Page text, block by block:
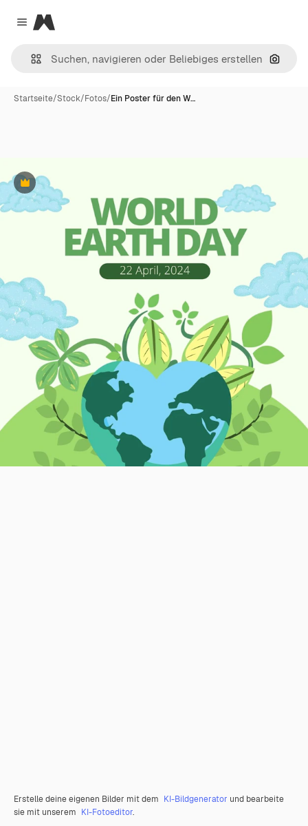
Close menu
Magnific
Nach
Startseite/Stock/Fotos/Ein Poster für den W…
Premium
Erstelle deine eigenen Bilder mit dem KI-Bildgenerator und bearbeite
sie mit unserem KI-Fotoeditor.